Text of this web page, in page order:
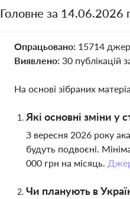
Головне за 14.06.2026
Опрацьовано: 15714
Виявлено: 30 публікацій
На основі зібраних
Які основні зміни у
З вересня 2026 року
будуть подвоєні.
000 грн на місяць.
Чи планують в